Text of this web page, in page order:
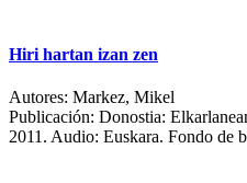
Hiri hartan izan zen
Autores: Markez, Mikel
Publicación: Donostia:
2011. Audio: Euskara. Fondo de